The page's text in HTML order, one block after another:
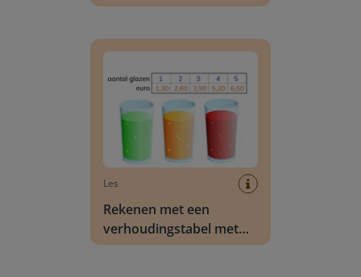
breuken
Les
Rekenen met een
verhoudingstabel met
kommagetallen